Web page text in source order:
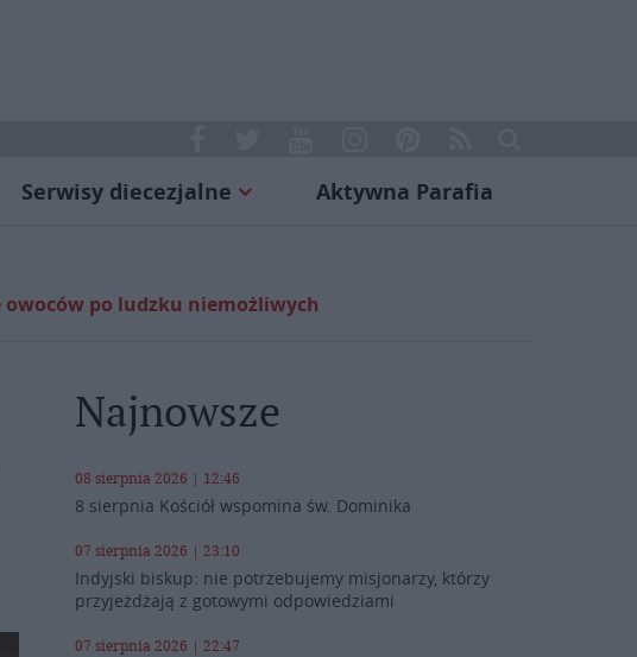
Serwisy diecezjalne Aktywna Parafia
owoców po ludzku niemożliwych
Najnowsze
08 sierpnia 2026 | 12:46
8 sierpnia Kościół wspomina św. Dominika
07 sierpnia 2026 | 23:10
Indyjski biskup: nie potrzebujemy misjonarzy, którzy
przyjeżdżają z gotowymi odpowiedziami
07 sierpnia 2026 | 22:47